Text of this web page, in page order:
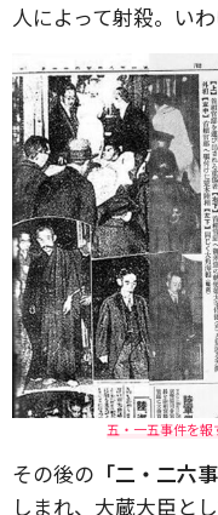
人によって射殺。い
五・一五事件を報
その後の 「二・二六事
しまれ、大蔵大臣と